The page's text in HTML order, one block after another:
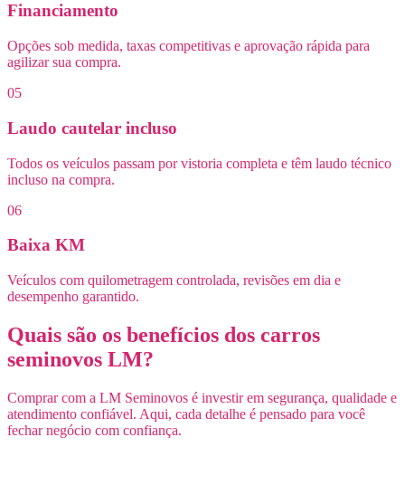
Financiamento
Opções sob medida, taxas competitivas e aprovação rápida para
agilizar sua compra.
05
Laudo cautelar incluso
Todos os veículos passam por vistoria completa e têm laudo técnico
incluso na compra.
06
Baixa KM
Veículos com quilometragem controlada, revisões em dia e
desempenho garantido.
Quais são os benefícios dos carros
seminovos LM?
Comprar com a LM Seminovos é investir em segurança, qualidade e
atendimento confiável. Aqui, cada detalhe é pensado para você
fechar negócio com confiança.